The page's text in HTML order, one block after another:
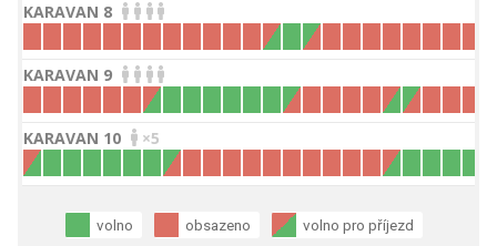
KARAVAN 8
KARAVAN 9
KARAVAN 10 ×5
volno obsazeno volno pro příjezd